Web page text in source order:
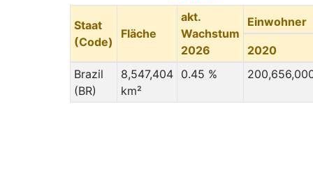
Staat
(Code)
Fläche
akt.
Wachstum
2026
Einwohner
2020
Brazil
(BR)
8,547,404
km²
0.45 %